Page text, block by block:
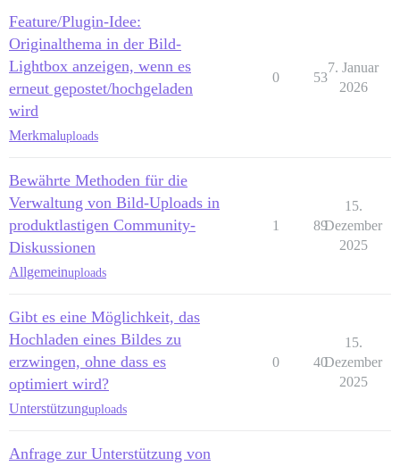
Feature/Plugin-Idee:
Originalthema in der Bild-
Lightbox anzeigen, wenn es
erneut gepostet/hochgeladen
wird
Merkmaluploads
0 53
7. Januar
2026
Bewährte Methoden für die
Verwaltung von Bild-Uploads in
produktlastigen Community-
Diskussionen
Allgemeinuploads
1 89
15.
Dezember
2025
Gibt es eine Möglichkeit, das
Hochladen eines Bildes zu
erzwingen, ohne dass es
optimiert wird?
Unterstützunguploads
0 40
15.
Dezember
2025
Anfrage zur Unterstützung von